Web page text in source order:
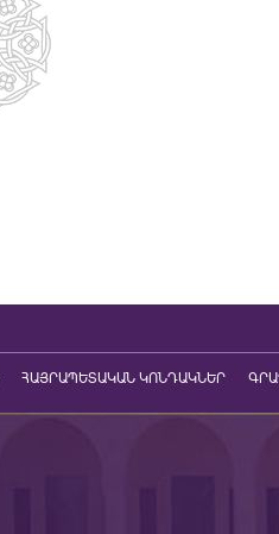
ՀԱՅՐԱՊԵՏԱԿԱՆ ԿՈՆԴԱԿՆԵՐ